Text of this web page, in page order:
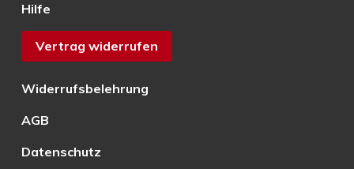
Hilfe
Vertrag widerrufen
Widerrufsbelehrung
AGB
Datenschutz